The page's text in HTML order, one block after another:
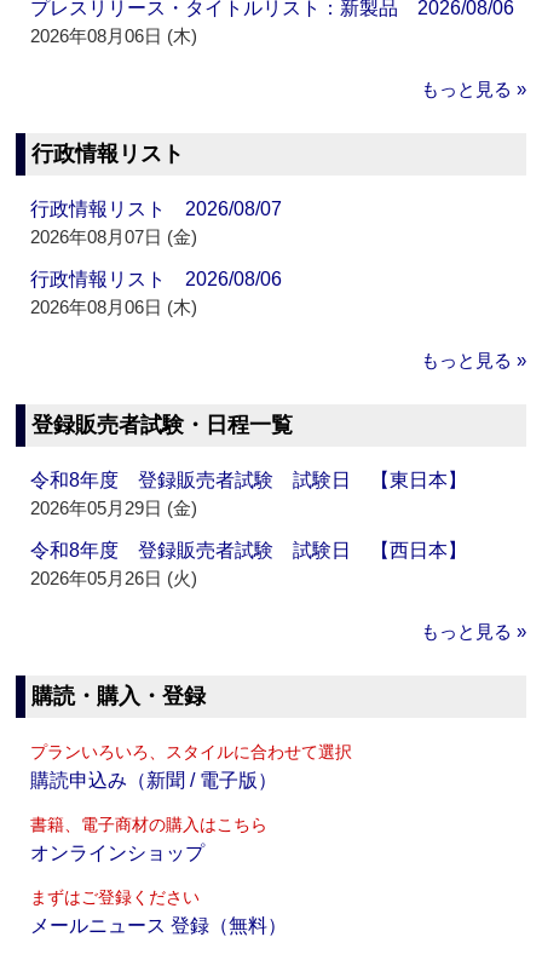
プレスリリース・タイトルリスト：新製品 2026/08/06
2026年08月06日 (木)
もっと見る »
行政情報リスト
行政情報リスト 2026/08/07
2026年08月07日 (金)
行政情報リスト 2026/08/06
2026年08月06日 (木)
もっと見る »
登録販売者試験・日程一覧
令和8年度 登録販売者試験 試験日 【東日本】
2026年05月29日 (金)
令和8年度 登録販売者試験 試験日 【西日本】
2026年05月26日 (火)
もっと見る »
購読・購入・登録
プランいろいろ、スタイルに合わせて選択
購読申込み（新聞 / 電子版）
書籍、電子商材の購入はこちら
オンラインショップ
まずはご登録ください
メールニュース 登録（無料）